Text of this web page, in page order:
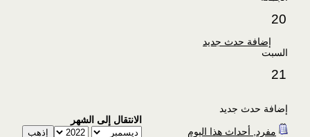
20
إضافة حدث جديد
السبت
21
إضافة حدث جديد
مفرد, أحداث هذا اليوم
الانتقال إلى الشهر